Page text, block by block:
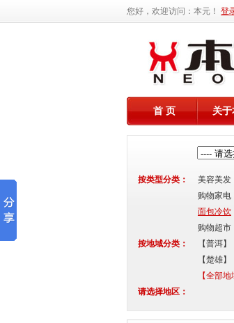
您好，欢迎访问：本元！ 登
首 页 关于
按类型分类： 美容美发
购物家电
面包冷饮
购物超市
按地域分类：
【普洱】
【楚雄】
【全部地
请选择地区：